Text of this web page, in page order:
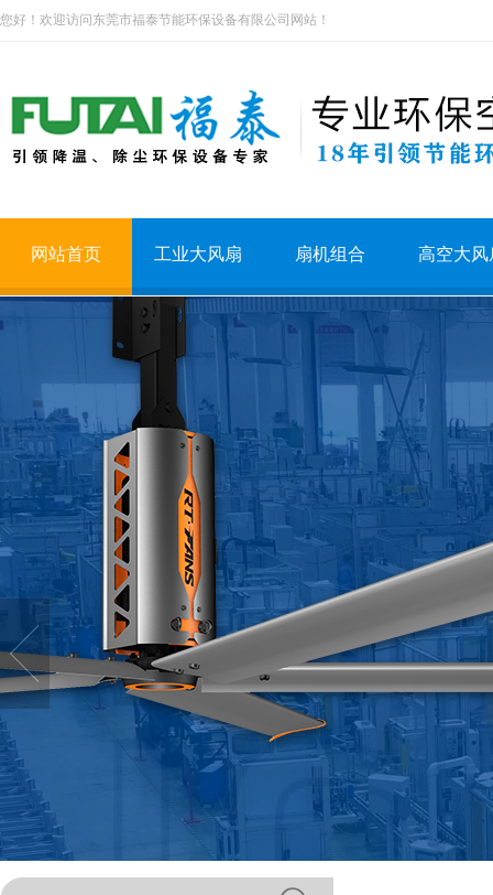
您好！欢迎访问东莞市福泰节能环保设备有限公司网站！
网站首页 工业大风扇 扇机组合 高空大风